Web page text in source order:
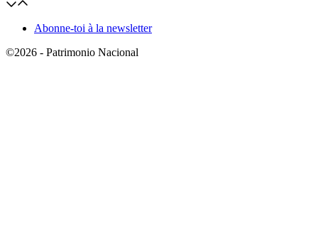
Abonne-toi à la newsletter
©2026 - Patrimonio Nacional